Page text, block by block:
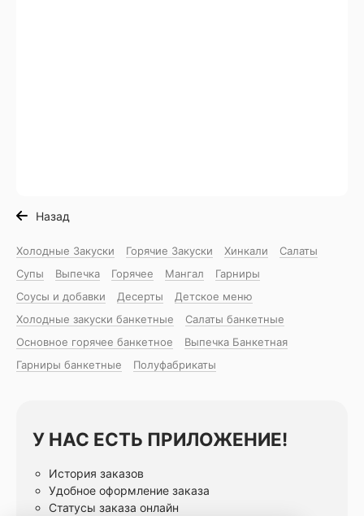
Назад
Холодные Закуски Горячие Закуски Хинкали
Салаты
Супы
Выпечка Горячее Мангал
Гарниры
Соусы и добавки
Десерты
Детское меню
Холодные закуски банкетные
Салаты банкетные
Основное горячее банкетное
Выпечка Банкетная
Гарниры банкетные
Полуфабрикаты
У НАС ЕСТЬ ПРИЛОЖЕНИЕ!
История заказов
Удобное оформление заказа
Статусы заказа онлайн